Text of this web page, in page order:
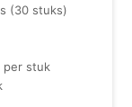
(30 stuks)
per stuk